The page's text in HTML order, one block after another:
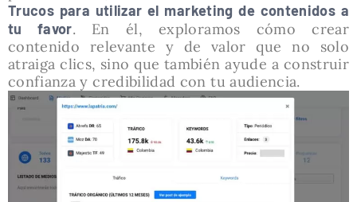
Trucos para utilizar el marketing de contenidos a
tu favor. En él, exploramos cómo crear
contenido relevante y de valor que no solo
atraiga clics, sino que también ayude a construir
confianza y credibilidad con tu audiencia.